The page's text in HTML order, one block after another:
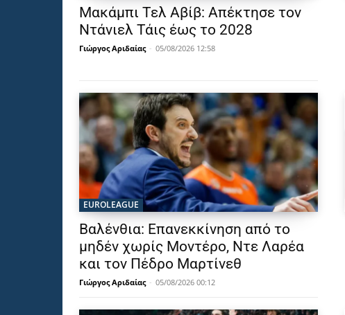
Μακάμπι Τελ Αβίβ: Απέκτησε τον
Ντάνιελ Τάις έως το 2028
Γιώργος Αριδαίας - 05/08/2026 12:58
EUROLEAGUE
Βαλένθια: Επανεκκίνηση από το
μηδέν χωρίς Μοντέρο, Ντε Λαρέα
και τον Πέδρο Μαρτίνεθ
Γιώργος Αριδαίας - 05/08/2026 00:12